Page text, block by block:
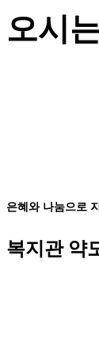
오시
은혜와 나눔으로
복지관 약